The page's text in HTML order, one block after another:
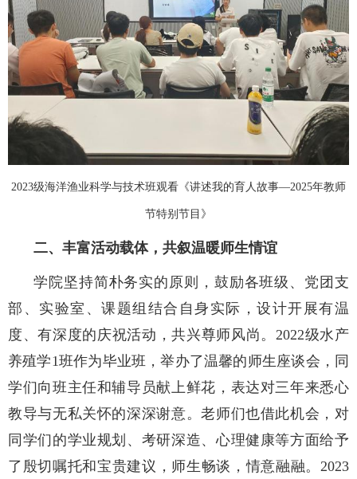
2023级海洋渔业科学与技术班观看《讲述我的育人故事—2025年教师
节特别节目》
二、丰富活动载体，共叙温暖师生情谊
学院坚持简朴务实的原则，鼓励各班级、党团支
部、实验室、课题组结合自身实际，设计开展有温
度、有深度的庆祝活动，共兴尊师风尚。 2022级水产
养殖学1班作为毕业班，举办了温馨的师生座谈会，同
学们向班主任和辅导员献上鲜花，表达对三年来悉心
教导与无私关怀的深深谢意。老师们也借此机会，对
同学们的学业规划、考研深造、心理健康等方面给予
了殷切嘱托和宝贵建议，师生畅谈，情意融融。2023